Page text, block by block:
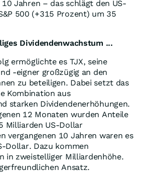
Jahren – das schlägt den US-
500 (+315 Prozent) um 35
Dividendenwachstum ...
ermöglichte es TJX, seine
-eigner großzügig an den
zu beteiligen. Dabei setzt das
Kombination aus
starken Dividendenerhöhungen.
12 Monaten wurden Anteile
Milliarden US-Dollar
vergangenen 10 Jahren waren es
Dollar. Dazu kommen
in zweistelliger Milliardenhöhe.
Ansatz.